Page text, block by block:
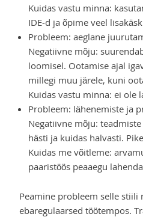
Kuidas vastu minna:
IDE-d ja õpime veel
Probleem: aeglane
Negatiivne mõju:
loomisel. Ootamise ajal
millegi muu järele, kuni
Kuidas vastu minna: ei ole
Probleem: lähenemiste ja
Negatiivne mõju:
hästi ja kuidas halvasti.
Kuidas me võitleme:
paaristöös peaaegu
Peamine probleem selle stiili
ebaregulaarsed töötempos.